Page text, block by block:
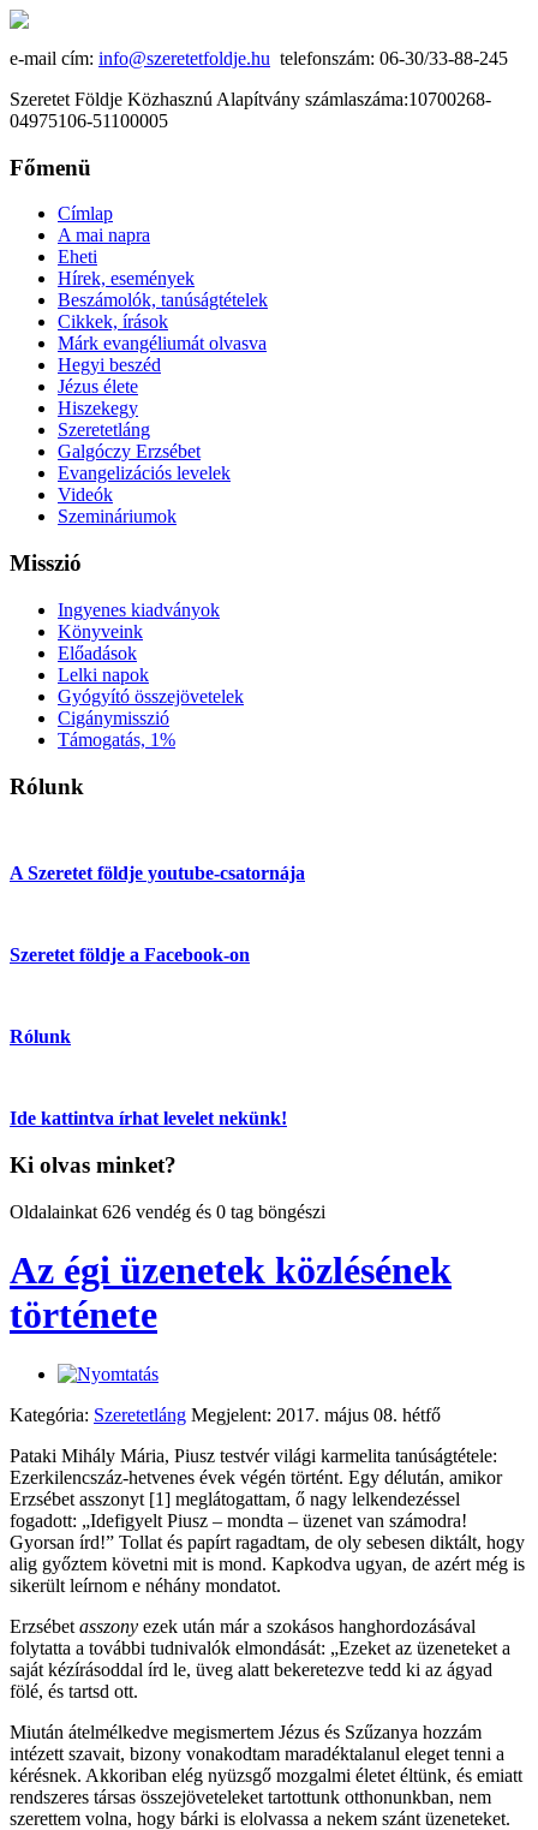
e-mail cím: info@szeretetfoldje.hu telefonszám: 06-30/33-88-245
Szeretet Földje Közhasznú Alapítvány számlaszáma:10700268-
04975106-51100005
Főmenü
Címlap
A mai napra
Eheti
Hírek, események
Beszámolók, tanúságtételek
Cikkek, írások
Márk evangéliumát olvasva
Hegyi beszéd
Jézus élete
Hiszekegy
Szeretetláng
Galgóczy Erzsébet
Evangelizációs levelek
Videók
Szemináriumok
Misszió
Ingyenes kiadványok
Könyveink
Előadások
Lelki napok
Gyógyító összejövetelek
Cigánymisszió
Támogatás, 1%
Rólunk
A Szeretet földje youtube-csatornája
Szeretet földje a Facebook-on
Rólunk
Ide kattintva írhat levelet nekünk!
Ki olvas minket?
Oldalainkat 626 vendég és 0 tag böngészi
Az égi üzenetek közlésének
története
Kategória: Szeretetláng Megjelent: 2017. május 08. hétfő
Pataki Mihály Mária, Piusz testvér világi karmelita tanúságtétele:
Ezerkilencszáz-hetvenes évek végén történt. Egy délután, amikor
Erzsébet asszonyt [1] meglátogattam, ő nagy lelkendezéssel
fogadott: „Idefigyelt Piusz – mondta – üzenet van számodra!
Gyorsan írd!” Tollat és papírt ragadtam, de oly sebesen diktált, hogy
alig győztem követni mit is mond. Kapkodva ugyan, de azért még is
sikerült leírnom e néhány mondatot.
Erzsébet asszony ezek után már a szokásos hanghordozásával
folytatta a további tudnivalók elmondását: „Ezeket az üzeneteket a
saját kézírásoddal írd le, üveg alatt bekeretezve tedd ki az ágyad
fölé, és tartsd ott.
Miután átelmélkedve megismertem Jézus és Szűzanya hozzám
intézett szavait, bizony vonakodtam maradéktalanul eleget tenni a
kérésnek. Akkoriban elég nyüzsgő mozgalmi életet éltünk, és emiatt
rendszeres társas összejöveteleket tartottunk otthonunkban, nem
szerettem volna, hogy bárki is elolvassa a nekem szánt üzeneteket.